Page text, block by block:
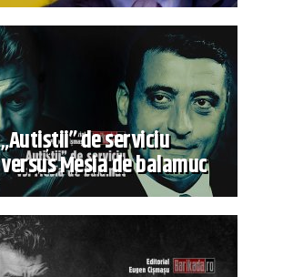
„Autiștii” de serviciu
versus Mesia de balamuc